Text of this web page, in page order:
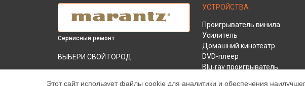
Сервисный ремонт
ВЫБЕРИ СВОЙ ГОРОД
Краснодаре
УСТРОЙСТВА
Проигрыватель винила
Усилитель
Домашний кинотеатр
DVD-плеер
Blu-ray проигрыватель
Этот сайт использует файлы cookie для аналитики и обеспечения